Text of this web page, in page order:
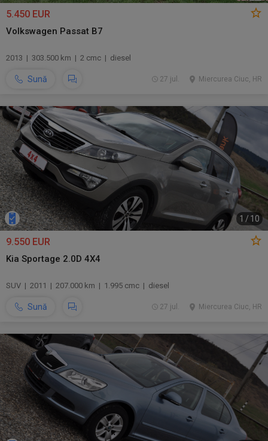
5.450 EUR
Volkswagen Passat B7
2013 | 303.500 km | 2 cmc | diesel
Sună Miercurea Ciuc, HR
27 jul.
1 / 10
9.550 EUR
Kia Sportage 2.0D 4X4
SUV | 2011 | 207.000 km | 1.995 cmc | diesel
Sună Miercurea Ciuc, HR
27 jul.